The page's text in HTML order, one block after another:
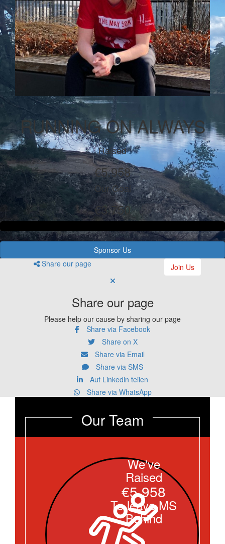
RUNNING ON ALWAYS
Raised
€5.958
Our Goal
€3.750
Sponsor Us
Share our page
Join Us
Share our page
Please help our cause by sharing our page
Share via Facebook
Share on X
Share via Email
Share via SMS
Auf Linkedin teilen
Share via WhatsApp
Our Team
We've
Raised
€5.958
To leave MS
Behind